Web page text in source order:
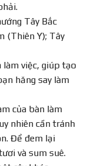
Tây Bắc
(Thiên Y); Tây
việc, giúp tạo
hăng say làm
của bàn làm
nhiên cần tránh
Để đem lại
và sum suê.